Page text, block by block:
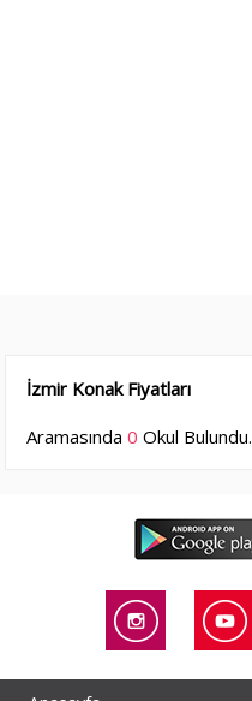
İzmir Konak Fiyatları
Aramasında0 Okul Bulundu.